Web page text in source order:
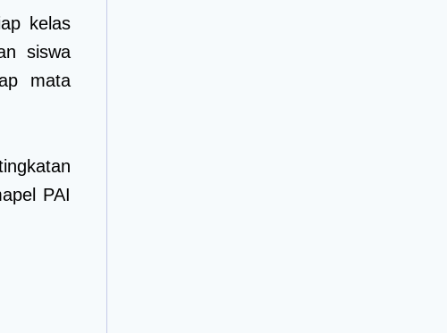
kelas
siswa
mata
PAI